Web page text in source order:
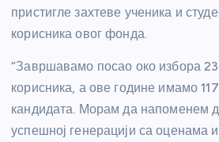
пристигле захтеве ученика и
корисника овог фонда.
“Завршавамо посао око избора 23
корисника, а ове године имамо
кандидата. Морам да напоменем
успешној генерацији са оценама